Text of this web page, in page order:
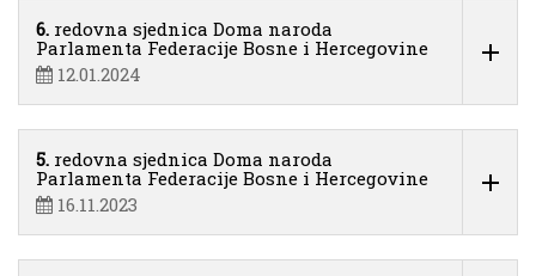
6. redovna sjednica Doma naroda
Parlamenta Federacije Bosne i Hercegovine
12.01.2024
5. redovna sjednica Doma naroda
Parlamenta Federacije Bosne i Hercegovine
16.11.2023